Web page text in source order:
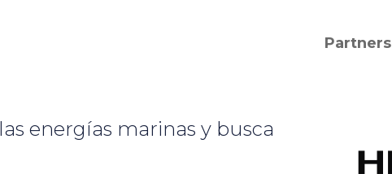
energías marinas y busca
Partners